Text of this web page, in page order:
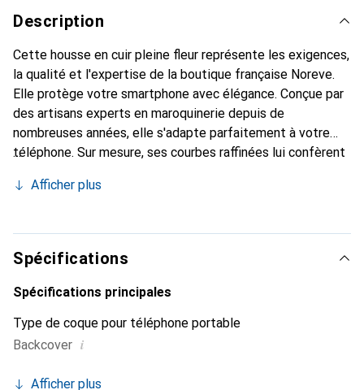
Description
Cette housse en cuir pleine fleur représente les exigences,
la qualité et l'expertise de la boutique française Noreve.
Elle protège votre smartphone avec élégance. Conçue par
des artisans experts en maroquinerie depuis de
nombreuses années, elle s'adapte parfaitement à votre
téléphone. Sur mesure, ses courbes raffinées lui confèrent
chic et essentiel pour votre smartphone. Reconnaître
marque Noreve est un choix sûr pour une clientèle
exigeante.
Afficher plus
Spécifications
Spécifications principales
Type de coque pour téléphone portable
Backcover i
Afficher plus